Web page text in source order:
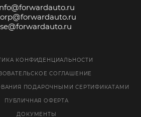
se@forwardauto.ru
КОНФИДЕНЦИАЛЬНОСТИ
СОГЛАШЕНИЕ
ПОДАРОЧНЫМИ СЕРТИФИКАТАМИ
ПУБЛИЧНАЯ ОФЕРТА
ДОКУМЕНТЫ